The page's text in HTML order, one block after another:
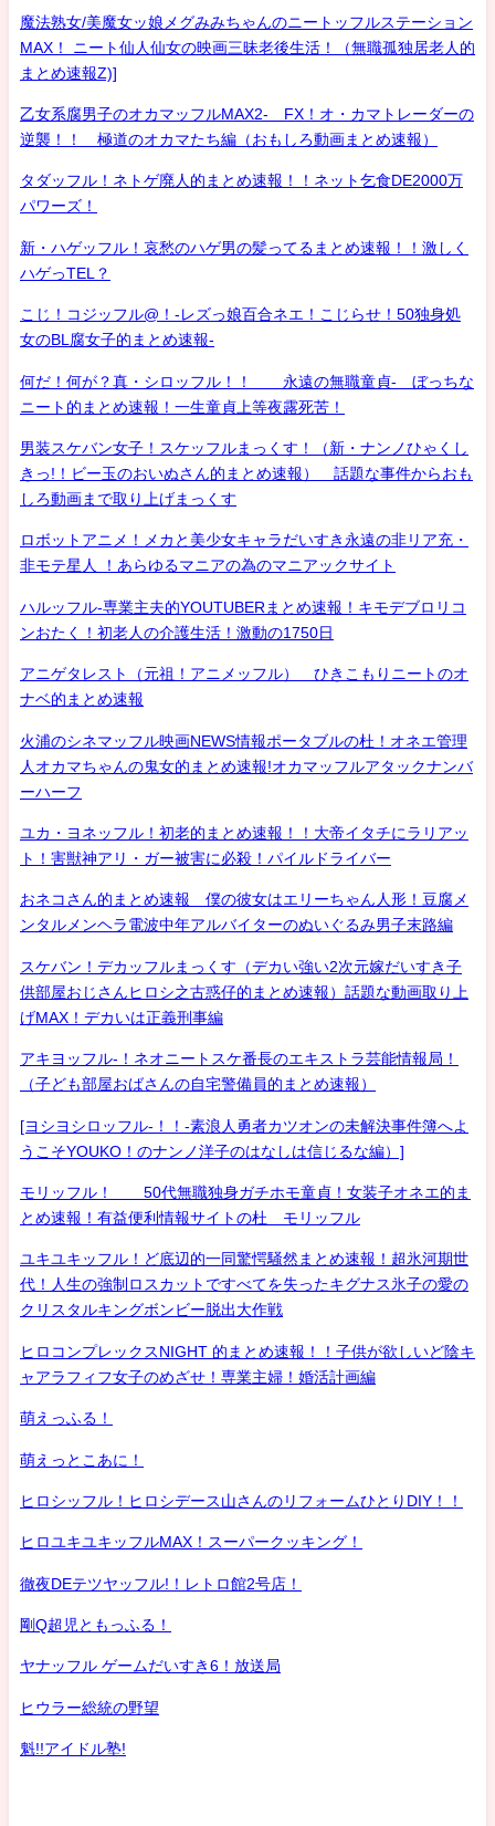
魔法熟女/美魔女ッ娘メグみみちゃんのニートッフルステーション
MAX！ ニート仙人仙女の映画三昧老後生活！（無職孤独居老人的
まとめ速報Z)]
乙女系腐男子のオカマッフルMAX2- FX！オ・カマトレーダーの
逆襲！！ 極道のオカマたち編（おもしろ動画まとめ速報）
タダッフル！ネトゲ廃人的まとめ速報！！ネット乞食DE2000万
パワーズ！
新・ハゲッフル！哀愁のハゲ男の髪ってるまとめ速報！！激しく
ハゲっTEL？
こじ！コジッフル@！-レズっ娘百合ネエ！こじらせ！50独身処
女のBL腐女子的まとめ速報-
何だ！何が？真・シロッフル！！ 永遠の無職童貞- ぼっちな
ニート的まとめ速報！一生童貞上等夜露死苦！
男装スケバン女子！スケッフルまっくす！（新・ナンノひゃくし
きっ!！ビー玉のおいぬさん的まとめ速報） 話題な事件からおも
しろ動画まで取り上げまっくす
ロボットアニメ！メカと美少女キャラだいすき永遠の非リア充・
非モテ星人 ！あらゆるマニアの為のマニアックサイト
ハルッフル-専業主夫的YOUTUBERまとめ速報！キモデブロリコ
ンおたく！初老人の介護生活！激動の1750日
アニゲタレスト（元祖！アニメッフル） ひきこもりニートのオ
ナベ的まとめ速報
火浦のシネマッフル映画NEWS情報ポータブルの杜！オネエ管理
人オカマちゃんの鬼女的まとめ速報!オカマッフルアタックナンバ
ーハーフ
ユカ・ヨネッフル！初老的まとめ速報！！大帝イタチにラリアッ
ト！害獣神アリ・ガー被害に必殺！パイルドライバー
おネコさん的まとめ速報 僕の彼女はエリーちゃん人形！豆腐メ
ンタルメンヘラ電波中年アルバイターのぬいぐるみ男子末路編
スケバン！デカッフルまっくす（デカい強い2次元嫁だいすき子
供部屋おじさんヒロシ之古惑仔的まとめ速報）話題な動画取り上
げMAX！デカいは正義刑事編
アキヨッフル-！ネオニートスケ番長のエキストラ芸能情報局！
（子ども部屋おばさんの自宅警備員的まとめ速報）
[ヨシヨシロッフル-！！-素浪人勇者カツオンの未解決事件簿へよ
うこそYOUKO！のナンノ洋子のはなしは信じるな編）]
モリッフル！ 50代無職独身ガチホモ童貞！女装子オネエ的ま
とめ速報！有益便利情報サイトの杜 モリッフル
ユキユキッフル！ど底辺的一同驚愕騒然まとめ速報！超氷河期世
代！人生の強制ロスカットですべてを失ったキグナス氷子の愛の
クリスタルキングボンビー脱出大作戦
ヒロコンプレックスNIGHT 的まとめ速報！！子供が欲しいど陰キ
ャアラフィフ女子のめざせ！専業主婦！婚活計画編
萌えっふる！
萌えっとこあに！
ヒロシッフル！ヒロシデース山さんのリフォームひとりDIY！！
ヒロユキユキッフルMAX！スーパークッキング！
徹夜DEテツヤッフル!！レトロ館2号店！
剛Q超児ともっふる！
ヤナッフル ゲームだいすき6！放送局
ヒウラー総統の野望
魁!!アイドル塾!